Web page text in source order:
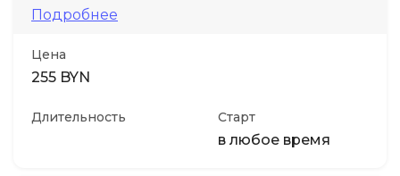
Подробнее
Цена
255 BYN
Длительность Старт
в любое время